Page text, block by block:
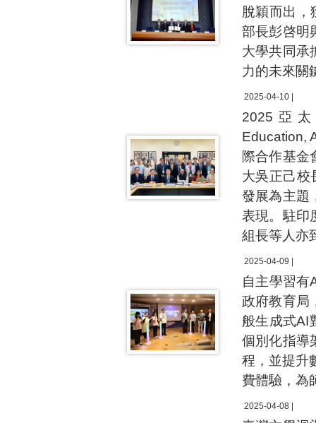
脫穎而出，
部長彭啓明
大學共同承
力的未來關
2025-04-10 |
2025亞太
Education,
際合作基金
大吳正己校
發展為主題
表現。駐印
組長等人亦
2025-04-09 |
自主學習有
政府教育局
般生成式AI
個別化指導
程，並提升
費體驗，為
2025-04-08 |